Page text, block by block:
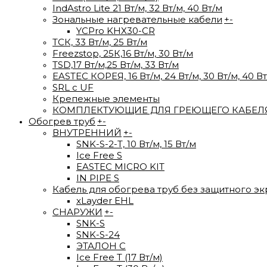
IndAstro Lite 21 Вт/м, 32 Вт/м, 40 Вт/м
Зональные нагревательные кабели +-
YCPro KHX30-CR
ТСК, 33 Вт/м, 25 Вт/м
Freezstop, 25К,16 Вт/м, 30 Вт/м
TSD,17 Вт/м,25 Вт/м, 33 Вт/м
EASTEC КОРЕЯ, 16 Вт/м, 24 Вт/м, 30 Вт/м, 40
SRL с UF
Крепежные элементы
КОМПЛЕКТУЮЩИЕ ДЛЯ ГРЕЮЩЕГО
Обогрев труб +-
ВНУТРЕННИЙ +-
SNK-S-2-T, 10 Вт/м, 15 Вт/м
Ice Free S
EASTEC MICRO KIT
IN PIPE S
Кабель для обогрева труб без защитного
xLayder EHL
СНАРУЖИ +-
SNK-S
SNK-S-24
ЭТАЛОН С
Ice Free T (17 Вт/м)